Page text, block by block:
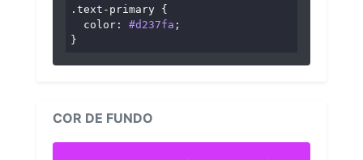
.text-primary {
color : #d237fa ;
}
COR DE FUNDO